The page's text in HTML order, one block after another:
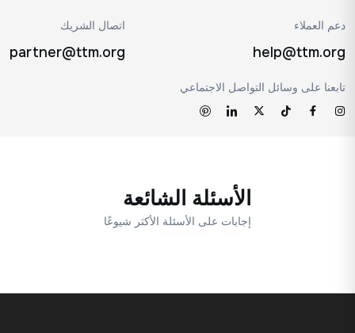
دعم العملاء
help@ttm.org
اتصال الشريك
partner@ttm.org
تابعنا على وسائل التواصل الاجتماعي
الأسئلة الشائعة
إجابات على الأسئلة الأكثر شيوعًا